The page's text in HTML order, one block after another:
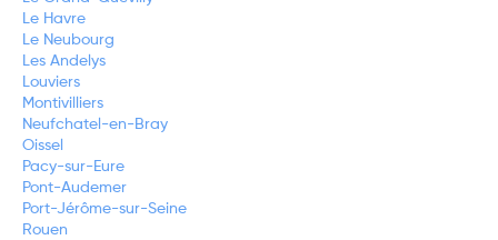
Le Havre
Le Neubourg
Les Andelys
Louviers
Montivilliers
Neufchatel-en-Bray
Oissel
Pacy-sur-Eure
Pont-Audemer
Port-Jérôme-sur-Seine
Rouen